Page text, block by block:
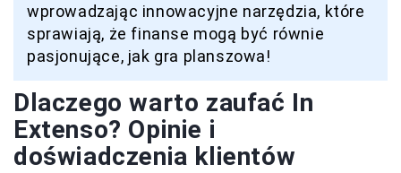
wprowadzając innowacyjne narzędzia, które
sprawiają, że finanse mogą być równie
pasjonujące, jak gra planszowa!
Dlaczego warto zaufać In
Extenso? Opinie i
doświadczenia klientów